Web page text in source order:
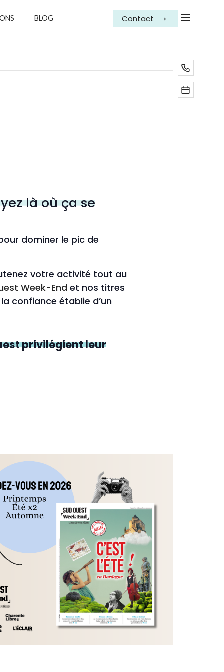
BLOG Contact
là où ça se
dominer le pic de
votre activité tout au
Week-End et nos titres
confiance établie d’un
privilégient leur